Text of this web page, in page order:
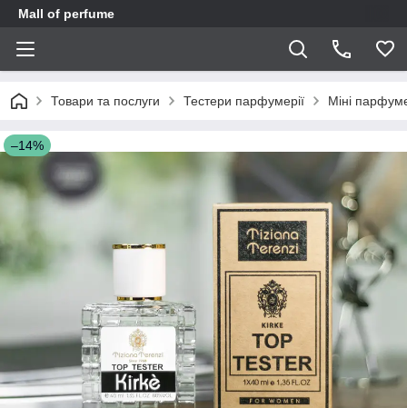
Mall of perfume
Товари та послуги Тестери парфумерії Міні
–14%